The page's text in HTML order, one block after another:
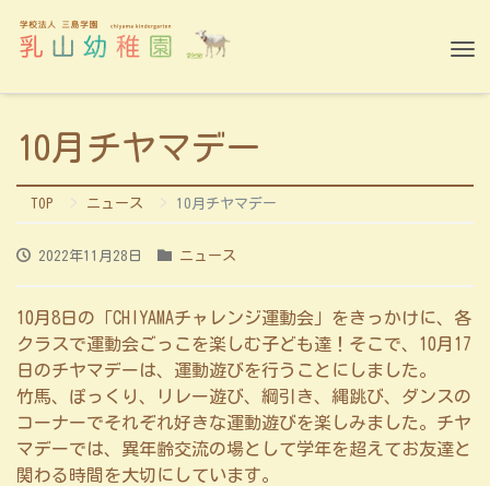
10月チヤマデー
TOP ニュース 10月チヤマデー
2022年11月28日 ニュース
10月8日の「CHIYAMAチャレンジ運動会」をきっかけに、各
クラスで運動会ごっこを楽しむ子ども達！そこで、10月17
日のチヤマデーは、運動遊びを行うことにしました。
竹馬、ぽっくり、リレー遊び、綱引き、縄跳び、ダンスの
コーナーでそれぞれ好きな運動遊びを楽しみました。チヤ
マデーでは、異年齢交流の場として学年を超えてお友達と
関わる時間を大切にしています。